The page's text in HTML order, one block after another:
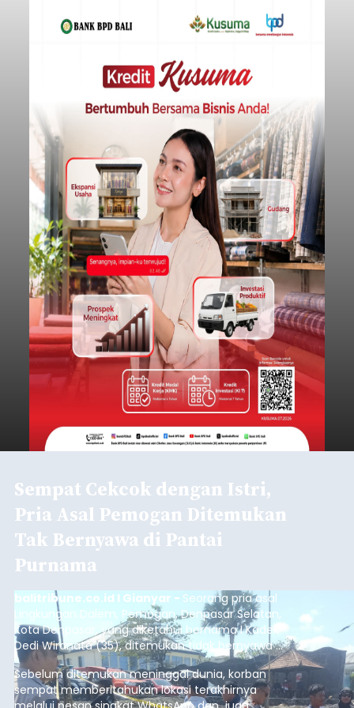
Sempat Cekcok dengan Istri,
Pria Asal Pemogan Ditemukan
Tak Bernyawa di Pantai
Purnama
balitribune.co.id I Gianyar - Seorang pria asal
Lingkungan Dalem, Pemogan, Denpasar Selatan,
Kota Denpasar, yang diketahui bernama I Kadek
Dedi Wiranata (35), ditemukan tidak bernyawa di
pesisir Pantai Purnama, Sukawati.
Sebelum ditemukan meninggal dunia, korban
sempat memberitahukan lokasi terakhirnya